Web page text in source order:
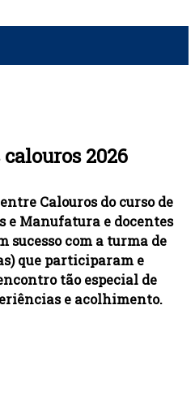
2026
Calouros do curso de
Manufatura e docentes
sucesso com a turma de
que participaram e
tão especial de
e acolhimento.